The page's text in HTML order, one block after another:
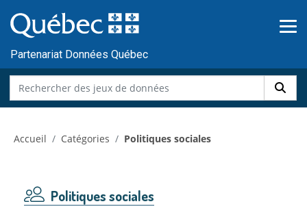
au
contenu
Partenariat Données Québec
Accueil Catégories Politiques sociales
Politiques sociales